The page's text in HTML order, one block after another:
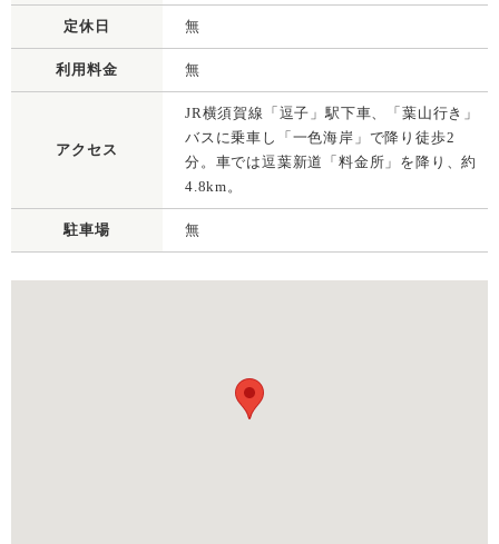
定休日 無
利用料金 無
アクセス
JR横須賀線「逗子」駅下車、「葉山行き」
バスに乗車し「一色海岸」で降り徒歩2
分。車では逗葉新道「料金所」を降り、約
4.8km。
駐車場 無